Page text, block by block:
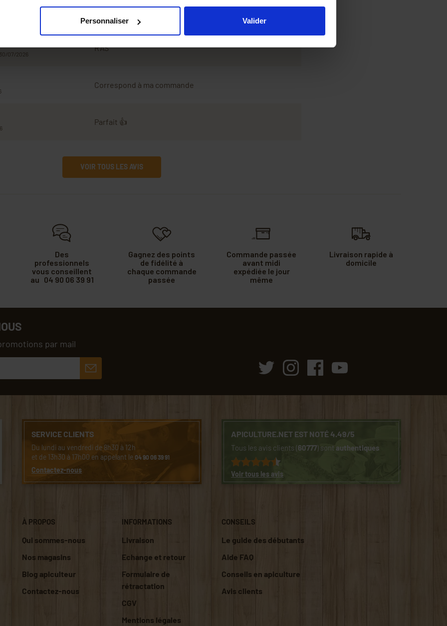
Personnaliser Valider
Avis
07/2026
RAS
Correspond à ma commande
Parfait 👍
VOIR TOUS LES AVIS
Des
professionnels
vous conseillent
au 04 90 06 39 91
Gagnez des points
de fidélité à
chaque commande
passée
Commande passée
avant midi
expédiée le jour
même
Livraison rapide à
domicile
par mail
SERVICE CLIENTS
Du lundi au vendredi de 8h30 à 12h
et de 13h30 à 17h00 en appelant le04 90 06 39 91
Contactez-nous
APICULTURE.NET EST NOTÉ 4.49/5
Tous les avis clients (60777) sont authentiques
Voir tous les avis
À PROPOS
Qui sommes-nous
Nos magasins
Blog apiculteur
Contactez-nous
INFORMATIONS
Livraison
Echange et retour
Formulaire de
rétractation
CGV
Mentions légales
CONSEILS
Le guide des débutants
Aide FAQ
Conseils en apiculture
Avis clients